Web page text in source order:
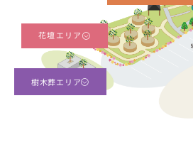
花壇エリア
樹木葬エリア